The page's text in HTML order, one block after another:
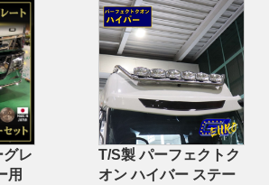
グレ
用
T/S製 パーフェクトク
オン ハイバー ステー